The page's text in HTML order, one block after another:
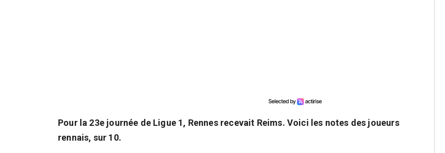
Pour la 23e journée de Ligue 1, Rennes recevait Reims. Voici les notes des joueurs
rennais, sur 10.